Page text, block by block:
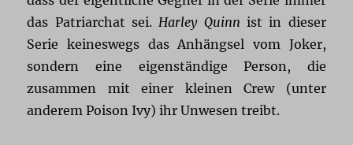
das Patriarchat sei. Harley Quinn ist in dieser
Serie keineswegs das Anhängsel vom Joker,
sondern eine eigenständige Person, die
zusammen mit einer kleinen Crew (unter
anderem Poison Ivy) ihr Unwesen treibt.